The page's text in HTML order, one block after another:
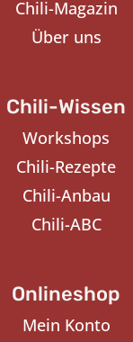
Chili-Magazin
Über uns
Chili-Wissen
Workshops
Chili-Rezepte
Chili-Anbau
Chili-ABC
Onlineshop
Mein Konto